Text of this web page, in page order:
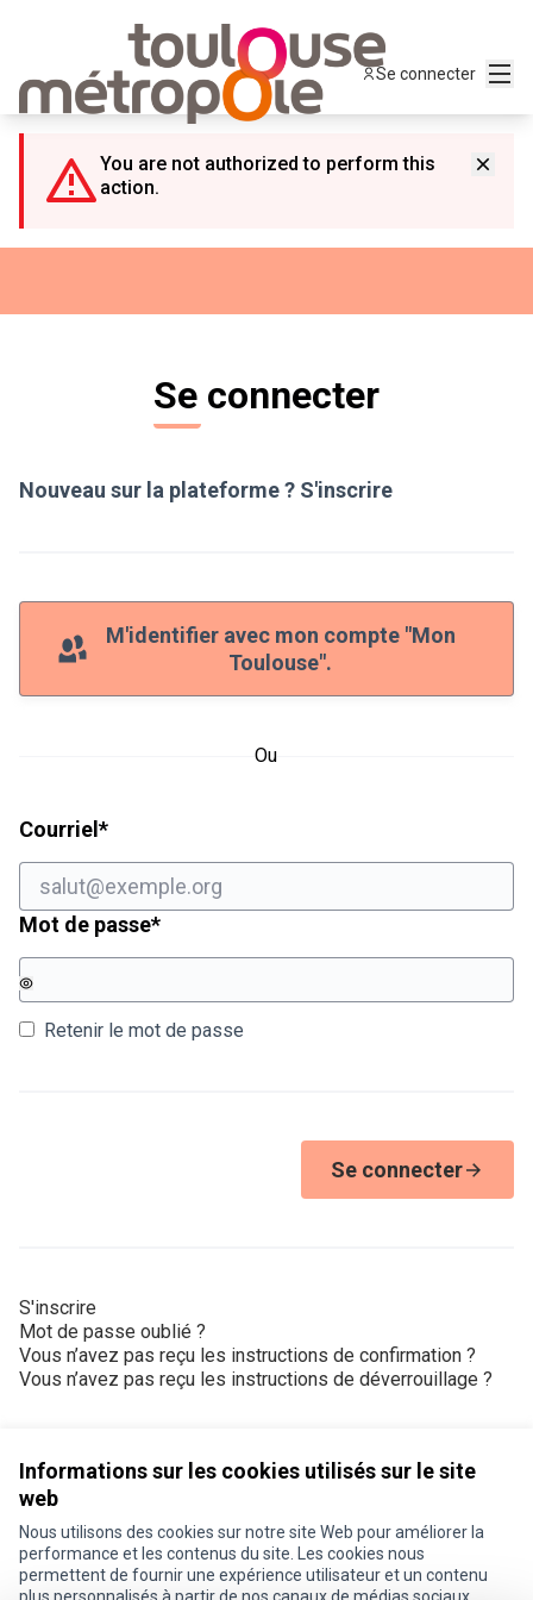
Informations sur les cookies utilisés sur le site
web
Nous utilisons des cookies sur notre site Web pour améliorer la
performance et les contenus du site. Les cookies nous
permettent de fournir une expérience utilisateur et un contenu
Se connecter
You are not authorized to perform this
action.
Se connecter
Nouveau sur la plateforme ? S'inscrire
M'identifier avec mon compte "Mon
Toulouse".
Ou
Courriel *Champ obligatoire
Mot de passe*Champ obligatoire
Retenir le mot de passe
Se connecter
S'inscrire
Mot de passe oublié ?
Vous n’avez pas reçu les instructions de confirmation ?
Vous n’avez pas reçu les instructions de déverrouillage ?
Conditions d'utilisation
Paramètres des cookies
Je participe ! sur X
Je participe ! sur Facebook
Je participe ! sur Instagram